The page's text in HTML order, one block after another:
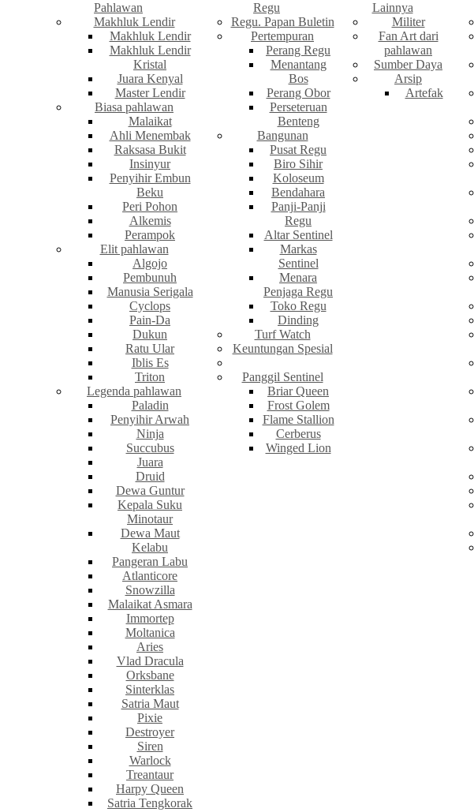
Pahlawan
Makhluk Lendir
Makhluk Lendir
Makhluk Lendir
Kristal
Juara Kenyal
Master Lendir
Biasa pahlawan
Malaikat
Ahli Menembak
Raksasa Bukit
Insinyur
Penyihir Embun
Beku
Peri Pohon
Alkemis
Perampok
Elit pahlawan
Algojo
Pembunuh
Manusia Serigala
Cyclops
Pain-Da
Dukun
Ratu Ular
Iblis Es
Triton
Legenda pahlawan
Paladin
Penyihir Arwah
Ninja
Succubus
Juara
Druid
Dewa Guntur
Kepala Suku
Minotaur
Dewa Maut
Kelabu
Pangeran Labu
Atlanticore
Snowzilla
Malaikat Asmara
Immortep
Moltanica
Aries
Vlad Dracula
Orksbane
Sinterklas
Satria Maut
Pixie
Destroyer
Siren
Warlock
Treantaur
Harpy Queen
Satria Tengkorak
Regu
Regu. Papan Buletin
Pertempuran
Perang Regu
Menantang
Bos
Perang Obor
Perseteruan
Benteng
Bangunan
Pusat Regu
Biro Sihir
Koloseum
Bendahara
Panji-Panji
Regu
Altar Sentinel
Markas
Sentinel
Menara
Penjaga Regu
Toko Regu
Dinding
Turf Watch
Keuntungan Spesial
Panggil Sentinel
Briar Queen
Frost Golem
Flame Stallion
Cerberus
Winged Lion
Lainnya
Militer
Fan Art dari
pahlawan
Sumber Daya
Arsip
Artefak